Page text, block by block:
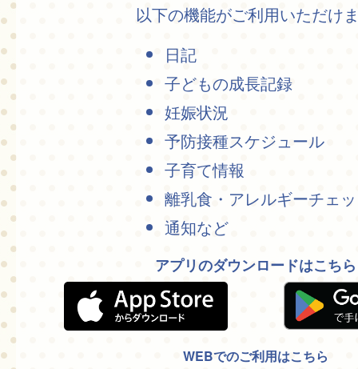
以下の機能がご利用いただけ
日記
子どもの成長記録
妊娠状況
予防接種スケジュール
子育て情報
離乳食・アレルギーチェ
通知など
アプリのダウンロードはこちら
WEBでのご利用はこちら